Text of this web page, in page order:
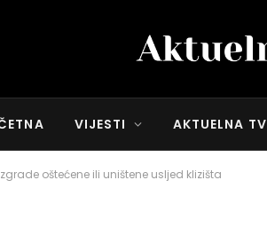
VIJESTI AKTUELNA TV
oštećene ili uništene usljed klizišta